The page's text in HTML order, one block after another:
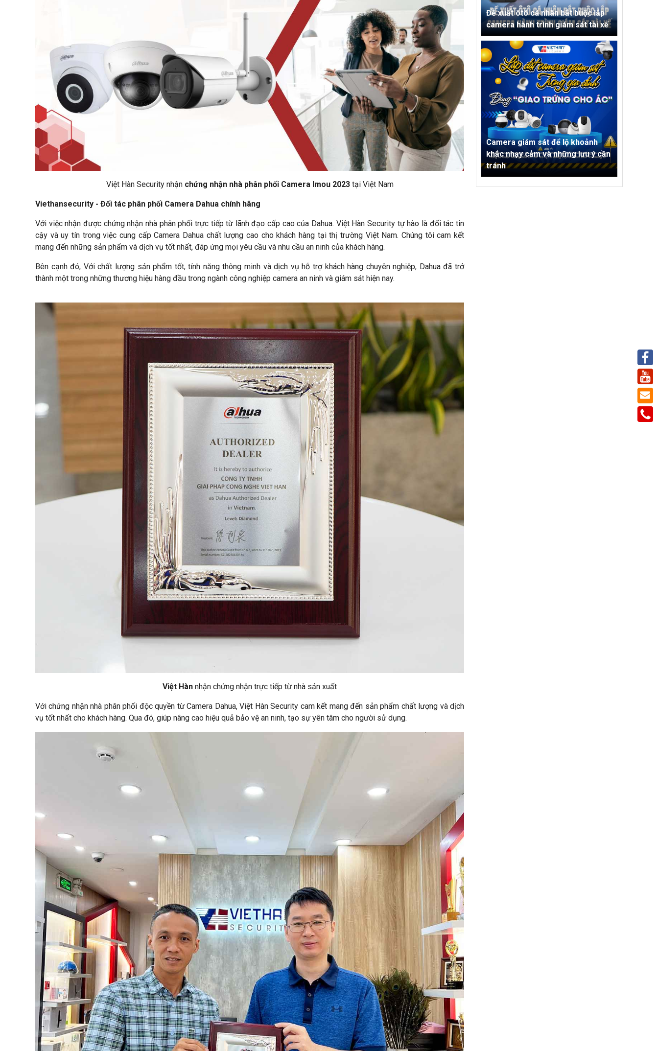
Việt Hàn Security nhận chứng nhận nhà phân phối Camera Imou 2023tại Việt Nam
Viethansecurity - Đối tác phân phối Camera Dahua chính hãng
Với việc nhận được chứng nhận nhà phân phối trực tiếp từ lãnh đạo cấp cao của Dahua. Việt Hàn Security tự hào là đối tác tin
cậy và uy tín trong việc cung cấp Camera Dahua chất lượng cao cho khách hàng tại thị trường Việt Nam. Chúng tôi cam kết
mang đến những sản phẩm và dịch vụ tốt nhất, đáp ứng mọi yêu cầu và nhu cầu an ninh của khách hàng.
Bên cạnh đó, Với chất lượng sản phẩm tốt, tính năng thông minh và dịch vụ hỗ trợ khách hàng chuyên nghiệp, Dahua đã trở
thành một trong những thương hiệu hàng đầu trong ngành công nghiệp camera an ninh và giám sát hiện nay.
Việt Hàn nhận chứng nhận trực tiếp từ nhà sản xuất
Với chứng nhận nhà phân phối độc quyền từ Camera Dahua, Việt Hàn Security cam kết mang đến sản phẩm chất lượng và dịch
vụ tốt nhất cho khách hàng. Qua đó, giúp nâng cao hiệu quả bảo vệ an ninh, tạo sự yên tâm cho người sử dụng.
Đề xuất ôtô cá nhân bắt buộc lắp
camera hành trình giám sát tài xế
Camera giám sát để lộ khoảnh
khắc nhạy cảm và những lưu ý cần
tránh